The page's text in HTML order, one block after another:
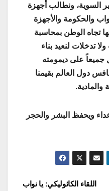
السوية، ونطالب أجهزة
والحكومة والأجهزة
تجاه الوطن بمحاسبة
تدخلات لنعيد بناء
جميعاً على ديمومته
دول العالم بقيمنا
والمادية.
ويحفظ البشر والحجر
اللقاء الكاثوليكي: يا نواب